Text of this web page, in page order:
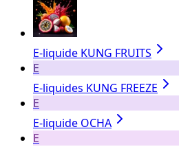
E-liquide KUNG FRUITS
E
E-liquides KUNG FREEZE
E
E-liquide OCHA
E